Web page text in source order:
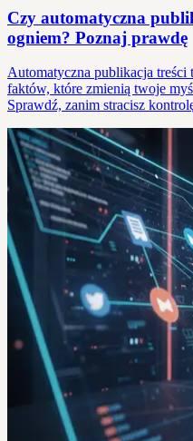
Czy automatyczna
ogniem? Poznaj prawdę
Automatyczna publikacja
faktów, które zmienią twoje
Sprawdź, zanim stracisz